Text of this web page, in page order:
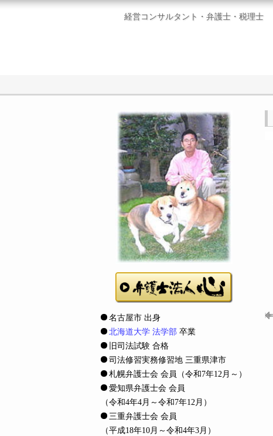
経営コンサルタント・弁護士・税理士
名古屋市 出身
北海道大学 法学部 卒業
旧司法試験 合格
司法修習実務修習地 三重県津市
札幌弁護士会 会員
（令和7年12月～）
愛知県弁護士会 会員
（令和4年4月～令和7年12月）
三重弁護士会 会員
（平成18年10月～令和4年3月）